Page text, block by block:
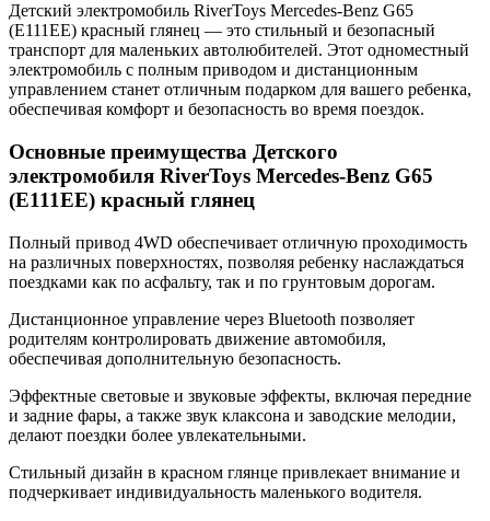
Детский электромобиль RiverToys Mercedes-Benz G65
(E111EE) красный глянец — это стильный и безопасный
транспорт для маленьких автолюбителей. Этот одноместный
электромобиль с полным приводом и дистанционным
управлением станет отличным подарком для вашего ребенка,
обеспечивая комфорт и безопасность во время поездок.
Основные преимущества Детского
электромобиля RiverToys Mercedes-Benz G65
(E111EE) красный глянец
Полный привод 4WD обеспечивает отличную проходимость
на различных поверхностях, позволяя ребенку наслаждаться
поездками как по асфальту, так и по грунтовым дорогам.
Дистанционное управление через Bluetooth позволяет
родителям контролировать движение автомобиля,
обеспечивая дополнительную безопасность.
Эффектные световые и звуковые эффекты, включая передние
и задние фары, а также звук клаксона и заводские мелодии,
делают поездки более увлекательными.
Стильный дизайн в красном глянце привлекает внимание и
подчеркивает индивидуальность маленького водителя.